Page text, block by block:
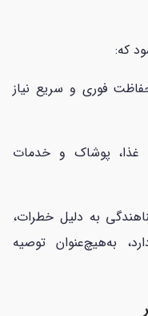
که:
فوری و سریع نیاز
غذا، پوشاک و خدمات
به دلیل خطرات،
به‌هیچ‌عنوان توصیه